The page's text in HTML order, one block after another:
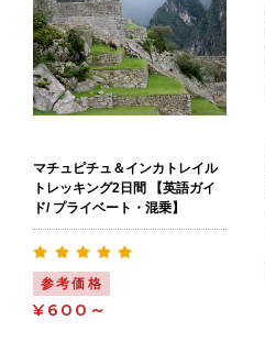
マチュピチュ＆インカトレイル
トレッキング2日間 【英語ガイ
ド/ プライベート・混乗】
参考価格
¥600～